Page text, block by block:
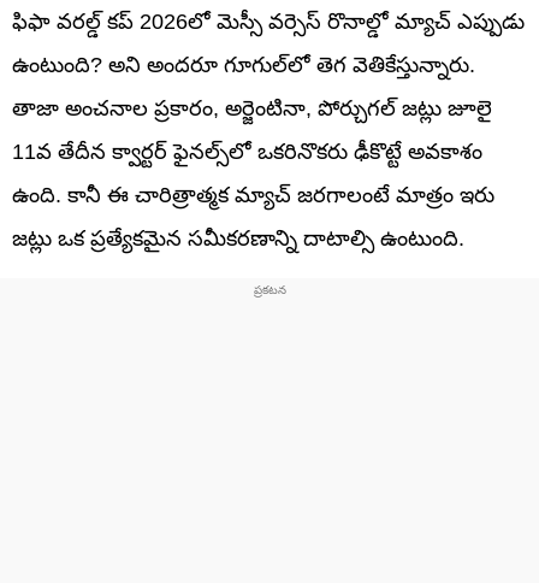
ఫిఫా వరల్డ్ కప్ 2026లో మెస్సీ వర్సెస్ రొనాల్డో మ్యాచ్ ఎప్పుడు
ఉంటుంది? అని అందరూ గూగుల్‌లో తెగ వెతికేస్తున్నారు.
తాజా అంచనాల ప్రకారం, అర్జెంటినా, పోర్చుగల్ జట్లు జూలై
11వ తేదీన క్వార్టర్ ఫైనల్స్‌లో ఒకరినొకరు ఢీకొట్టే అవకాశం
ఉంది. కానీ ఈ చారిత్రాత్మక మ్యాచ్ జరగాలంటే మాత్రం ఇరు
జట్లు ఒక ప్రత్యేకమైన సమీకరణాన్ని దాటాల్సి ఉంటుంది.